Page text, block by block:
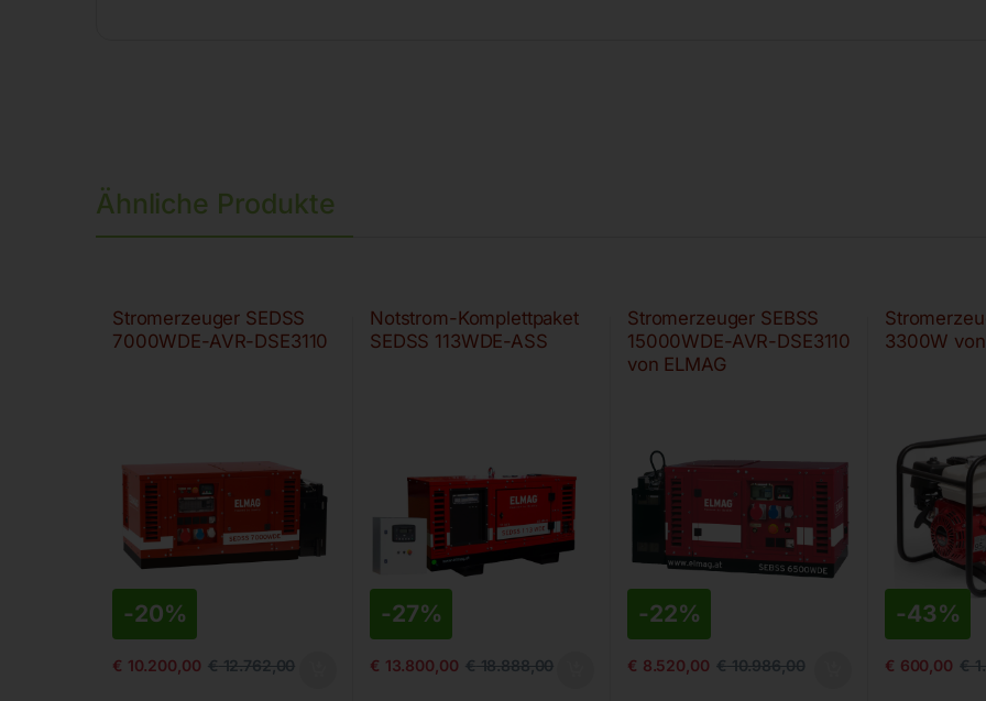
Ähnliche Produkte
Stromerzeuger SEDSS
7000WDE-AVR-DSE3110
-20%
€ 10.200,00 €12.762,00
Notstrom-Komplettpaket
SEDSS 113WDE-ASS
-27%
€ 13.800,00 €18.888,00
Stromerzeuger SEBSS
15000WDE-AVR-DSE3110
von ELMAG
-22%
€ 8.520,00 €10.986,00
3300W
-43%
€ 600,00 €